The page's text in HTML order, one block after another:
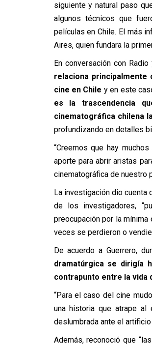
siguiente y natural paso
algunos técnicos que
películas en Chile. El más
Aires, quien fundara la
En conversación con
relaciona
cine en Chile y en este
es la trascendencia
cinematográfica chilena
profundizando en detalles
“Creemos que hay
aporte para abrir aristas
cinematográfica de nuestro
La investigación dio cuenta
de los investigadores,
preocupación por la
veces se perdieron o
De acuerdo a Guerrero, d
dramatúrgica se dirigía
contrapunto entre la vida
“Para el caso del cine
una historia que atrape al
deslumbrada ante el artificio
Además, reconoció que